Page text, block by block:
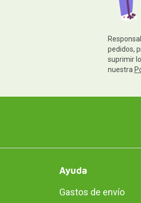
pedidos,
suprimir
nuestra
Ayuda
Gastos de envío